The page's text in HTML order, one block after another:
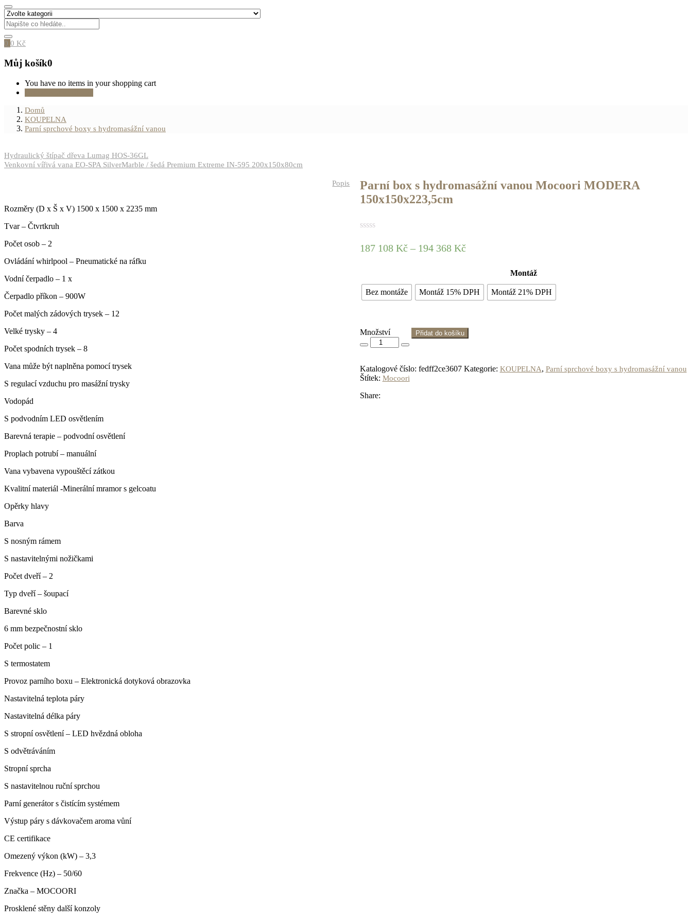
0 0 Kč
Můj košík0
You have no items in your shopping cart
Domů
KOUPELNA
Parní sprchové boxy s hydromasážní vanou
Hydraulický štípač dřeva Lumag HOS-36GL
Venkovní vířivá vana EO-SPA SilverMarble / šedá Premium Extreme IN-595 200x150x80cm
Parní box s hydromasážní vanou Mocoori MODERA
150x150x223,5cm
187 108 Kč – 194 368 Kč
Montáž
Bez montáže Montáž 15% DPH Montáž 21% DPH
Množství Přidat do košíku
Katalogové číslo: fedff2ce3607 Kategorie: KOUPELNA, Parní sprchové boxy s hydromasážní vanou
Štítek: Mocoori
Share:
Popis
Rozměry (D x Š x V) 1500 x 1500 x 2235 mm
Tvar – Čtvrtkruh
Počet osob – 2
Ovládání whirlpool – Pneumatické na ráfku
Vodní čerpadlo – 1 x
Čerpadlo příkon – 900W
Počet malých zádových trysek – 12
Velké trysky – 4
Počet spodních trysek – 8
Vana může být naplněna pomocí trysek
S regulací vzduchu pro masážní trysky
Vodopád
S podvodním LED osvětlením
Barevná terapie – podvodní osvětlení
Proplach potrubí – manuální
Vana vybavena vypouštěcí zátkou
Kvalitní materiál -Minerální mramor s gelcoatu
Opěrky hlavy
Barva
S nosným rámem
S nastavitelnými nožičkami
Počet dveří – 2
Typ dveří – šoupací
Barevné sklo
6 mm bezpečnostní sklo
Počet polic – 1
S termostatem
Provoz parního boxu – Elektronická dotyková obrazovka
Nastavitelná teplota páry
Nastavitelná délka páry
S stropní osvětlení – LED hvězdná obloha
S odvětráváním
Stropní sprcha
S nastavitelnou ruční sprchou
Parní generátor s čistícím systémem
Výstup páry s dávkovačem aroma vůní
CE certifikace
Omezený výkon (kW) – 3,3
Frekvence (Hz) – 50/60
Značka – MOCOORI
Prosklené stěny další konzoly